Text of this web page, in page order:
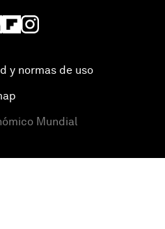
y normas de uso
Mundial